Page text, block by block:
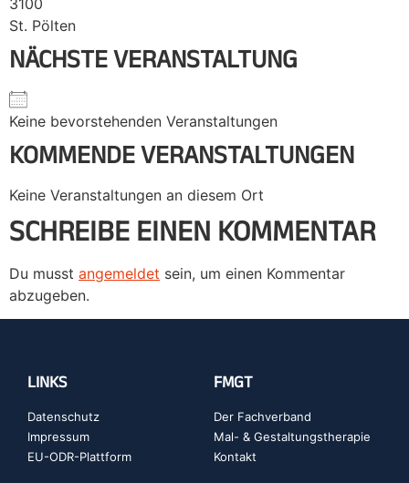
St. Pölten
NÄCHSTE VERANSTALTUNG
Keine bevorstehenden Veranstaltungen
KOMMENDE VERANSTALTUNGEN
Keine Veranstaltungen an diesem Ort
SCHREIBE EINEN KOMMENTAR
Du musst angemeldet sein, um einen Kommentar
abzugeben.
LINKS
Datenschutz
Impressum
EU-ODR-Plattform
FMGT
Der Fachverband
Mal- & Gestaltungstherapie
Kontakt